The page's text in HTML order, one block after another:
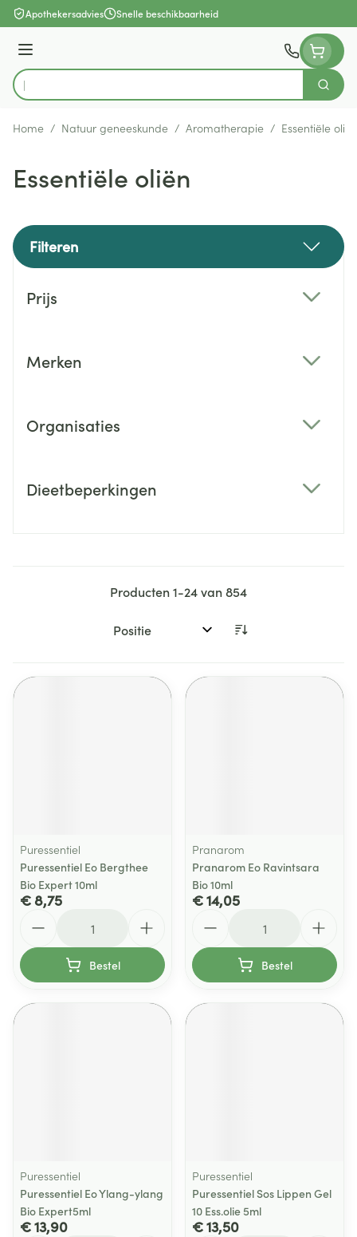
Ga naar de inhoud
Apothekersadvies Snelle beschikbaarheid
Menu
Product, merk, categorie...
Zoek
Home / Natuur geneeskunde / Aromatherapie / Essentiële oliën
Essentiële oliën
Filteren
Prijs
Merken
Organisaties
Dieetbeperkingen
Producten1-24van854
Sorteer op:
Puressentiel
Puressentiel Eo Bergthee
Bio Expert 10ml
€ 8,75
Bestel
Pranarom
Pranarom Eo Ravintsara
Bio 10ml
€ 14,05
Bestel
Puressentiel
Puressentiel Eo Ylang-ylang
Bio Expert5ml
€ 13,90
Puressentiel
Puressentiel Sos Lippen Gel
10 Ess.olie 5ml
€ 13,50